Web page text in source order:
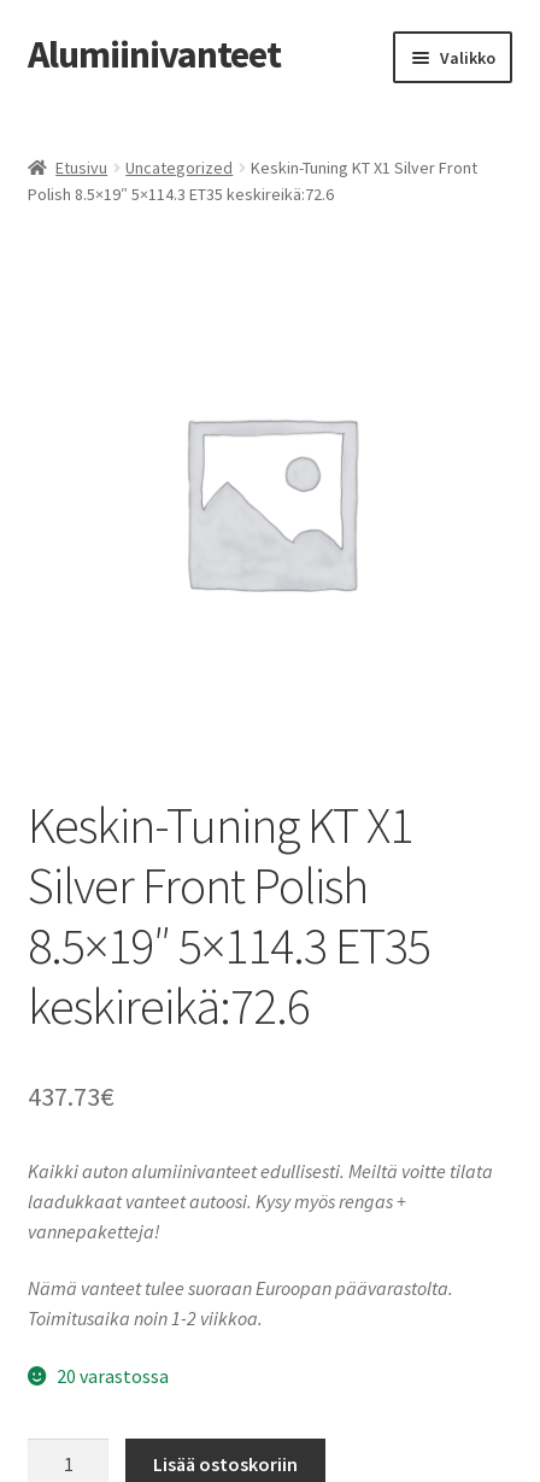
Siirry
navigointiin
Siirry
sisältöön
Alumiinivanteet Valikko
Kauppa
Etusivu Uncategorized
Keskin-Tuning KT X1 Silver Front
Polish 8.5×19″ 5×114.3 ET35 keskireikä:72.6
Keskin-Tuning KT X1
Silver Front Polish
8.5×19″ 5×114.3 ET35
keskireikä:72.6
437.73€
Kaikki auton alumiinivanteet edullisesti. Meiltä voitte tilata
laadukkaat vanteet autoosi. Kysy myös rengas +
vannepaketteja!
Nämä vanteet tulee suoraan Euroopan päävarastolta.
Toimitusaika noin 1-2 viikkoa.
20 varastossa
Lisää ostoskoriin